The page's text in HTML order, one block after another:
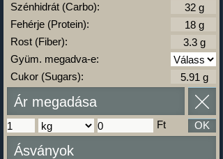
Szénhidrát (Carbo):
Fehérje (Protein):
Rost (Fiber):
Gyüm. megadva-e:
Cukor (Sugars):
Ár megadása
Ft OK
Ásványok